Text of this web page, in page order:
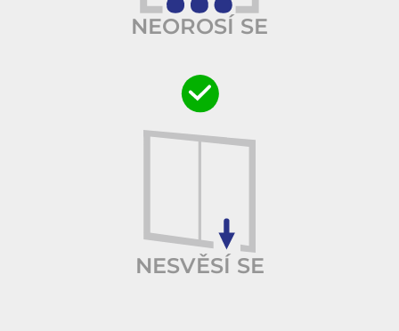
NEOROSÍ SE
NESVĚSÍ SE